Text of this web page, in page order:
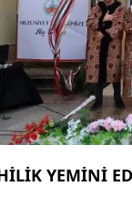
YEMİNİ